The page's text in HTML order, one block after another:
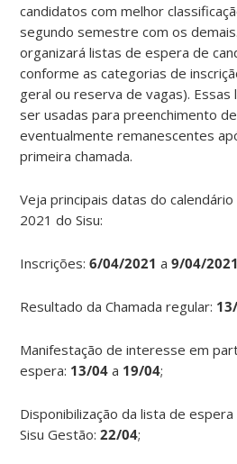
candidatos com melhor
segundo semestre com os
organizará listas de espera de
conforme as categorias de
geral ou reserva de vagas).
ser usadas para preenchimento
eventualmente remanescentes
primeira chamada.
Veja principais datas do calendário
2021 do Sisu:
Inscrições:6/04/2021 a9/04/
Resultado da Chamada regular:
Manifestação de interesse em
espera: 13/04 a 19/04;
Disponibilização da lista de
Sisu Gestão:22/04;